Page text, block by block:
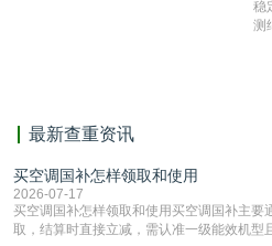
表
稳
测
最新查重资讯
买空调国补怎样领取和使用
2026-07-17
买空调国补怎样领取和使用买空调国补主要
取，结算时直接立减‌，需认准一级能效机型